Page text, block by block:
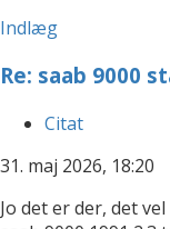
Indlæg
Re: saab 9000
Citat
31. maj 2026, 18:20
Jo det er der, det